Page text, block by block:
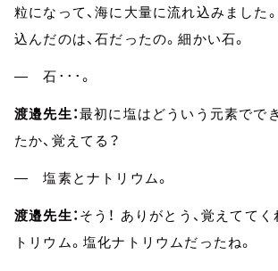
粒になって、海に大量に流れ込みました
込んだのは、石だったの。細かい石。
― 石･･･。
渡邉先生：最初に塩はどういう元素でで
たか、覚えてる？
― 塩素とナトリウム。
渡邉先生： そう！ ありがとう、覚えてて
トリウム。塩化ナトリウムだったね。